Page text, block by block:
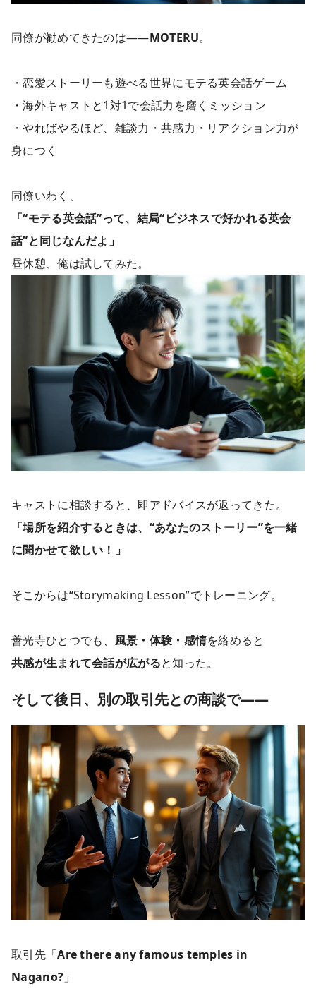
同僚が勧めてきたのは――MOTERU。
・恋愛ストーリーも遊べる世界にモテる英会話ゲーム
・海外キャストと1対1で会話力を磨くミッション
・やればやるほど、雑談力・共感力・リアクション力が
身につく
同僚いわく、
「“モテる英会話”って、結局“ビジネスで好かれる英会
話”と同じなんだよ」
昼休憩、俺は試してみた。
キャストに相談すると、即アドバイスが返ってきた。
「場所を紹介するときは、“あなたのストーリー”を一緒
に聞かせて欲しい！」
そこからは“Storymaking Lesson”でトレーニング。
善光寺ひとつでも、 風景・体験・感情を絡めると
共感が生まれて会話が広がると知った。
そして後日、別の取引先との商談で――
取引先「Are there any famous temples in
Nagano? 」